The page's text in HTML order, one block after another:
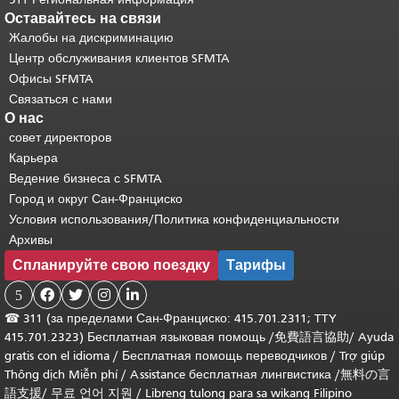
Оставайтесь на связи
Жалобы на дискриминацию
Центр обслуживания клиентов SFMTA
Офисы SFMTA
Связаться с нами
О нас
совет директоров
Карьера
Ведение бизнеса с SFMTA
Город и округ Сан-Франциско
Условия использования/Политика конфиденциальности
Архивы
Спланируйте свою поездку Тарифы
5    
☎ 311 (за пределами Сан-Франциско: 415.701.2311; TTY
415.701.2323) Бесплатная языковая помощь /免費語言協助/ Ayuda
gratis con el idioma / Бесплатная помощь переводчиков / Trợ giúp
Thông dịch Miễn phí/ Assistance бесплатная лингвистика /無料の言
語支援/ 무료 언어 지원 / Libreng tulong para sa wikang Filipino